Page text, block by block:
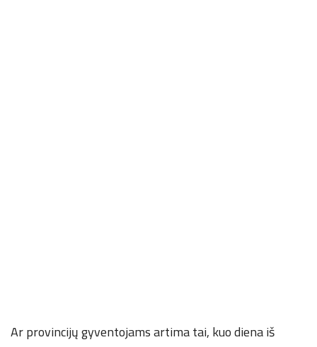
Ar provincijų gyventojams artima tai, kuo diena iš